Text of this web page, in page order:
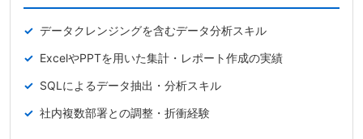
データクレンジングを含むデータ分析スキル
ExcelやPPTを用いた集計・レポート作成の実績
SQLによるデータ抽出・分析スキル
社内複数部署との調整・折衝経験